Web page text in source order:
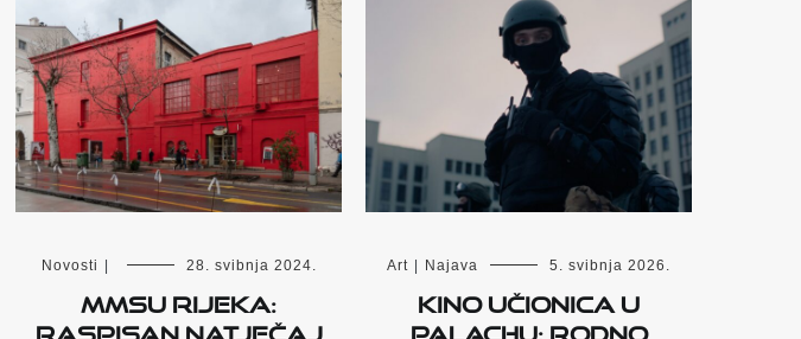
Novosti 28. svibnja 2024.
MMSU Rijeka:
raspisan natječaj
Art Najava 5. svibnja 2026.
Kino učionica u
Palachu: Rodno